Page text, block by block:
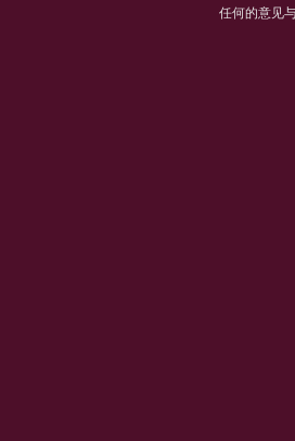
任何的意见